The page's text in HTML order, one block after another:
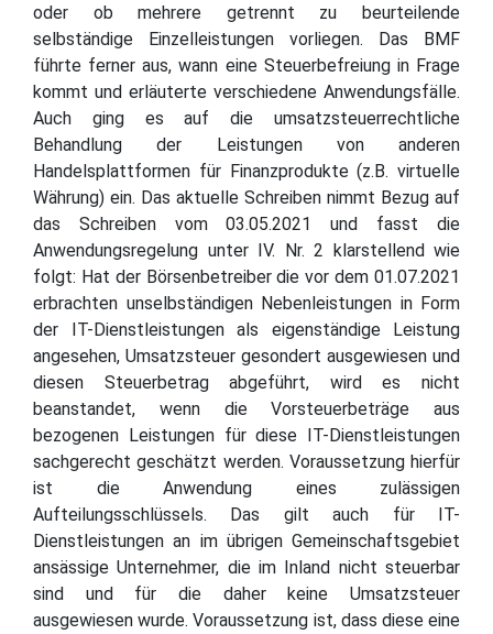
oder ob mehrere getrennt zu beurteilende
selbständige Einzelleistungen vorliegen. Das BMF
führte ferner aus, wann eine Steuerbefreiung in Frage
kommt und erläuterte verschiedene Anwendungsfälle.
Auch ging es auf die umsatzsteuerrechtliche
Behandlung der Leistungen von anderen
Handelsplattformen für Finanzprodukte (z.B. virtuelle
Währung) ein. Das aktuelle Schreiben nimmt Bezug auf
das Schreiben vom 03.05.2021 und fasst die
Anwendungsregelung unter IV. Nr. 2 klarstellend wie
folgt: Hat der Börsenbetreiber die vor dem 01.07.2021
erbrachten unselbständigen Nebenleistungen in Form
der IT-Dienstleistungen als eigenständige Leistung
angesehen, Umsatzsteuer gesondert ausgewiesen und
diesen Steuerbetrag abgeführt, wird es nicht
beanstandet, wenn die Vorsteuerbeträge aus
bezogenen Leistungen für diese IT-Dienstleistungen
sachgerecht geschätzt werden. Voraussetzung hierfür
ist die Anwendung eines zulässigen
Aufteilungsschlüssels. Das gilt auch für IT-
Dienstleistungen an im übrigen Gemeinschaftsgebiet
ansässige Unternehmer, die im Inland nicht steuerbar
sind und für die daher keine Umsatzsteuer
ausgewiesen wurde. Voraussetzung ist, dass diese eine